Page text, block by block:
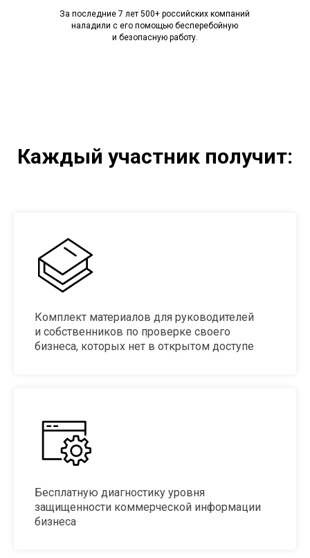
За последние 7 лет 500+ российских компаний
наладили с его помощью бесперебойную
и безопасную работу.
Каждый участник получит:
Комплект материалов для руководителей
и собственников по проверке своего
бизнеса, которых нет в открытом доступе
Бесплатную диагностику уровня
защищенности коммерческой информации
бизнеса